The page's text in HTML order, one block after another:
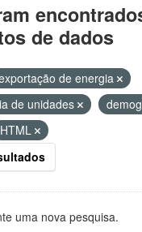
de dados
de energia
de unidades
HTML
uma nova pesquisa.